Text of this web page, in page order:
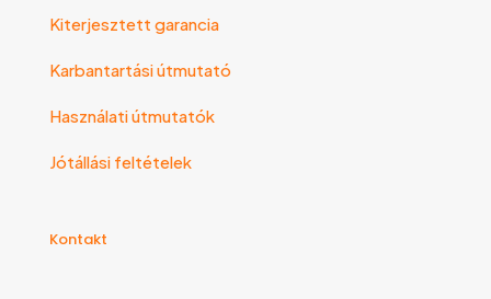
Kiterjesztett garancia
Karbantartási útmutató
Használati útmutatók
Jótállási feltételek
Kontakt